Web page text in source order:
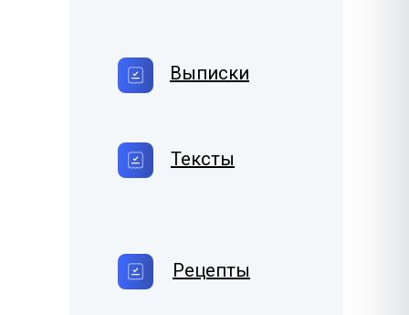
Выписки
Рецепты
Тексты